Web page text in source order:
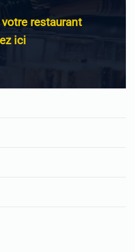
restaurant
ici